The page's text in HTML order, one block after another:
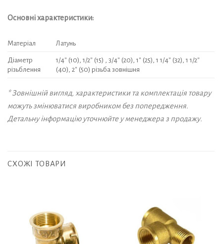
Основні характеристики:
Матеріал Латунь
Діаметр
різьблення
1/4″ (10), 1/2″ (15) , 3/4″ (20), 1″ (25), 1 1/4″ (32), 1 1/2″
(40), 2″ (50) різьба зовнішня
* Зовнішній вигляд, характеристики та комплектація товару
можуть змінюватися виробником без попередження.
Детальну інформацію уточнюйте у менеджера з продажу.
СХОЖІ ТОВАРИ